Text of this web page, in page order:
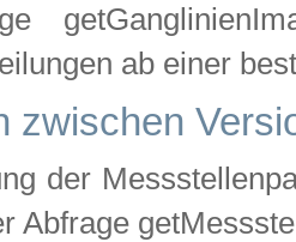
ab einer
zwischen
der
Abfrage